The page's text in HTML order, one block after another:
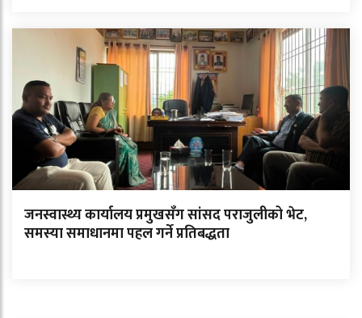
जनस्वास्थ्य कार्यालय प्रमुखसँग सांसद पराजुलीको भेट,
समस्या समाधानमा पहल गर्ने प्रतिबद्धता